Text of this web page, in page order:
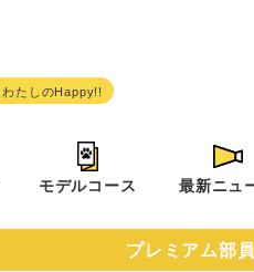
モデルコース 最新ニュ
プレミアム部